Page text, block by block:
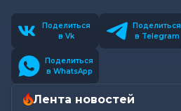
Поделиться
в Vk
Поделиться
в Telegram
Поделиться
в WhatsApp
Лента новостей